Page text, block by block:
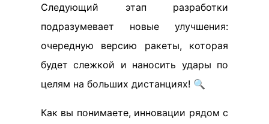
Следующий этап разработки
подразумевает новые улучшения:
очередную версию ракеты, которая
будет слежкой и наносить удары по
целям на больших дистанциях! 🔍
Как вы понимаете, инновации рядом с